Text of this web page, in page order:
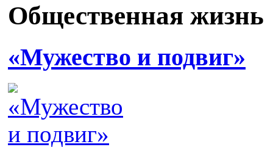
Общественная жизнь
«Мужество и подвиг»